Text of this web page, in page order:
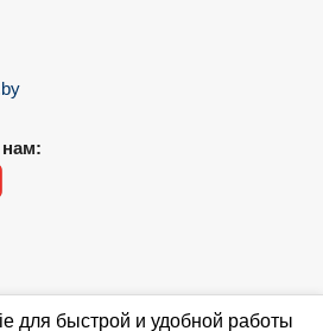
нам:
для быстрой и удобной работы